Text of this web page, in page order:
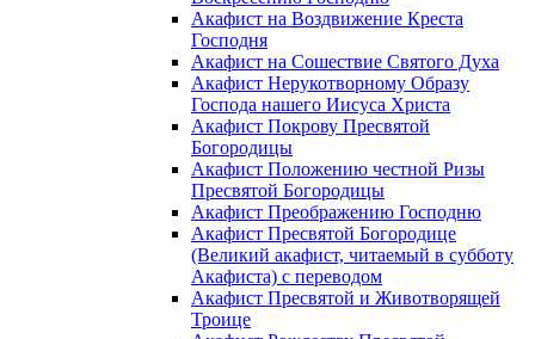
Акафист на Воздвижение Креста
Господня
Акафист на Сошествие Святого Духа
Акафист Нерукотворному Образу
Господа нашего Иисуса Христа
Акафист Покрову Пресвятой
Богородицы
Акафист Положению честной Ризы
Пресвятой Богородицы
Акафист Преображению Господню
Акафист Пресвятой Богородице
(Великий акафист, читаемый в субботу
Акафиста) с переводом
Акафист Пресвятой и Животворящей
Троице